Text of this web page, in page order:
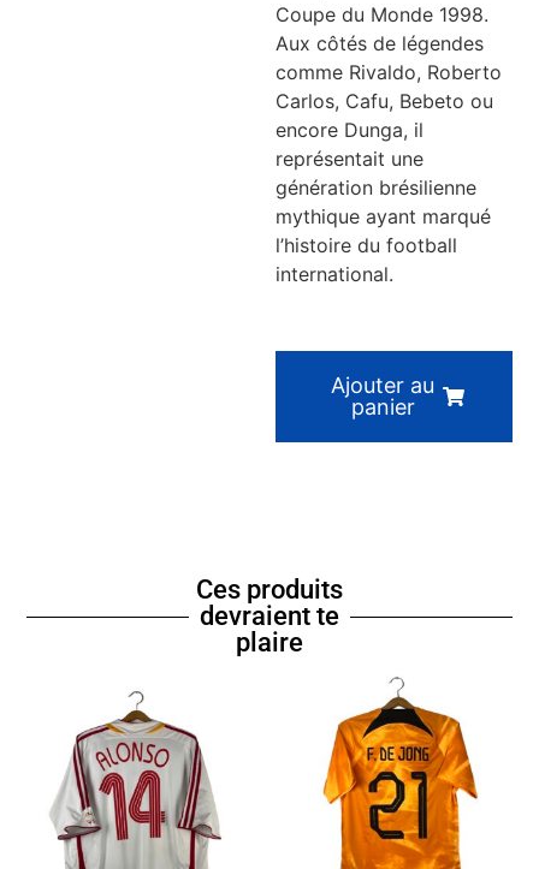
Coupe du Monde 1998.
Aux côtés de légendes
comme Rivaldo, Roberto
Carlos, Cafu, Bebeto ou
encore Dunga, il
représentait une
génération brésilienne
mythique ayant marqué
l’histoire du football
international.
Ajouter au
panier
Ces produits
devraient te
plaire